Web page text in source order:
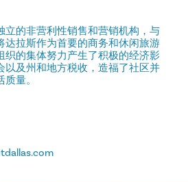
立的非营利性销售和营销机构，与
达拉斯作为首要的商务和休闲旅游
织的集体努力产生了积极的经济影
以及州和地方税收，造福了社区并
量。